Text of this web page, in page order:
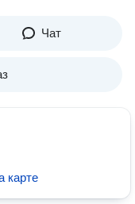
Чат
карте